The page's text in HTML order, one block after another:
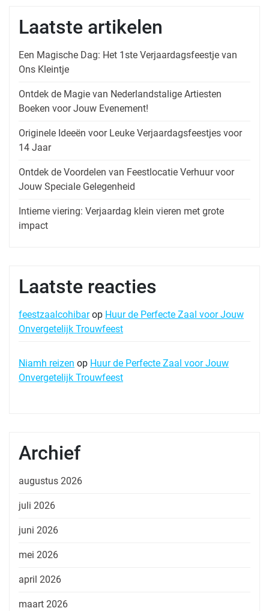
Laatste artikelen
Een Magische Dag: Het 1ste Verjaardagsfeestje van
Ons Kleintje
Ontdek de Magie van Nederlandstalige Artiesten
Boeken voor Jouw Evenement!
Originele Ideeën voor Leuke Verjaardagsfeestjes voor
14 Jaar
Ontdek de Voordelen van Feestlocatie Verhuur voor
Jouw Speciale Gelegenheid
Intieme viering: Verjaardag klein vieren met grote
impact
Laatste reacties
feestzaalcohibarop Huur de Perfecte Zaal voor Jouw
Onvergetelijk Trouwfeest
Niamh reizen op Huur de Perfecte Zaal voor Jouw
Onvergetelijk Trouwfeest
Archief
augustus 2026
juli 2026
juni 2026
mei 2026
april 2026
maart 2026